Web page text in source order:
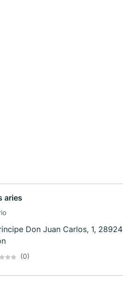
aries
Don Juan Carlos, 1, 28924
(0)